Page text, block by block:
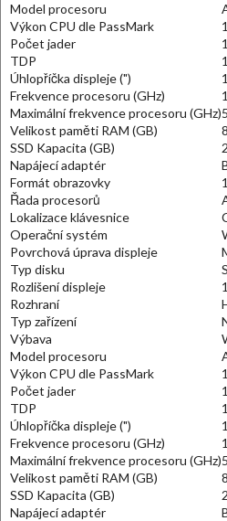
Model procesoru
Výkon CPU dle PassMark
Počet jader
TDP
Úhlopříčka displeje (")
Frekvence procesoru (GHz)
Maximální frekvence procesoru (GHz)5
Velikost paměti RAM (GB)
8
SSD Kapacita (GB)
Napájecí adaptér
Formát obrazovky
Řada procesorů
Lokalizace klávesnice
Operační systém
Povrchová úprava displeje
Typ disku
Rozlišení displeje
Rozhraní
Typ zařízení
Výbava
Model procesoru
Výkon CPU dle PassMark
Počet jader
TDP
Úhlopříčka displeje (")
Frekvence procesoru (GHz)
Maximální frekvence procesoru (GHz)5
Velikost paměti RAM (GB)
8
SSD Kapacita (GB)
Napájecí adaptér